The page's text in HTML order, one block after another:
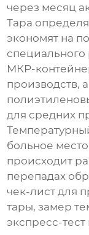
через месяц
Тара
экономят на
специального
МКР-
производств,
для средних
больное
происходит
перепадах
чек-лист для
тары, замер
экспресс-тест